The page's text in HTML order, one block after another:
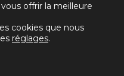
SPRL/ modifications,
offrir la meilleure
cookies que nous
réglages.